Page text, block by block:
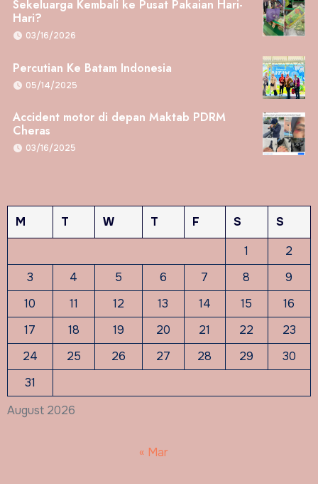
Sekeluarga Kembali ke Pusat Pakaian Hari-
Hari?
03/16/2026
Percutian Ke Batam Indonesia
05/14/2025
Accident motor di depan Maktab PDRM
Cheras
03/16/2025
August 2026
M T W T F S
S
1
2
3
4 5 6 7 8
9
10
11 12 13 14 15
16
17
18 19 20 21 22
23
24
25 26 27 28 29
30
31
« Mar